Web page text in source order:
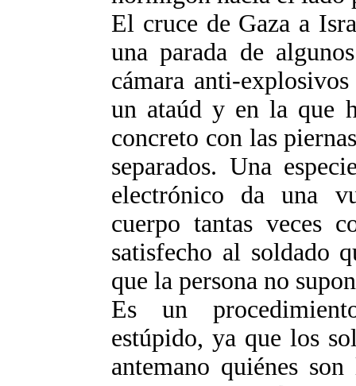
El cruce de Gaza a
una parada de
cámara anti-
un ataúd y en la que
concreto con las
separados. Una
electrónico da una
cuerpo tantas veces
satisfecho al soldado
que la persona no
Es un
estúpido, ya que los
antemano quiénes